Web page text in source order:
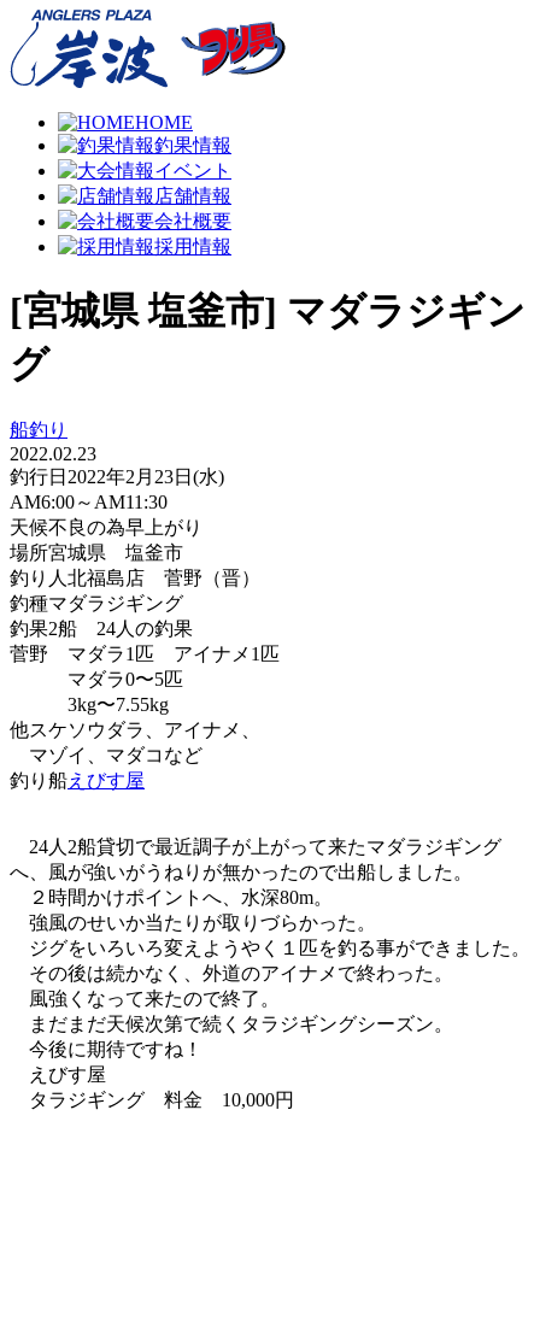
HOME
釣果情報
イベント
店舗情報
会社概要
採用情報
[宮城県 塩釜市] マダラジギン
グ
船釣り
2022.02.23
釣行日 2022年2月23日(水)
AM6:00～AM11:30
天候不良の為早上がり
場所宮城県 塩釜市
釣り人 北福島店 菅野（晋）
釣種マダラジギング
釣果2船 24人の釣果
菅野 マダラ1匹 アイナメ1匹
マダラ0〜5匹
3kg〜7.55kg
他スケソウダラ、アイナメ、
マゾイ、マダコなど
釣り船えびす屋
24人2船貸切で最近調子が上がって来たマダラジギング
へ、風が強いがうねりが無かったので出船しました。
２時間かけポイントへ、水深80m。
強風のせいか当たりが取りづらかった。
ジグをいろいろ変えようやく１匹を釣る事ができました。
その後は続かなく、外道のアイナメで終わった。
風強くなって来たので終了。
まだまだ天候次第で続くタラジギングシーズン。
今後に期待ですね！
えびす屋
タラジギング 料金 10,000円